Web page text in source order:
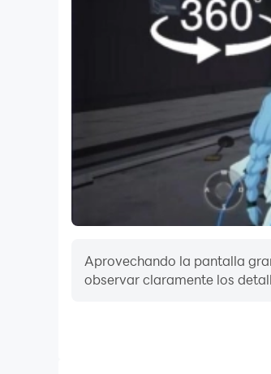
Aprovechando la pantalla
observar claramente los